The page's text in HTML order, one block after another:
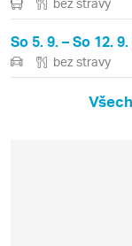
bez stravy
So 5. 9. – So 12.
bez stravy